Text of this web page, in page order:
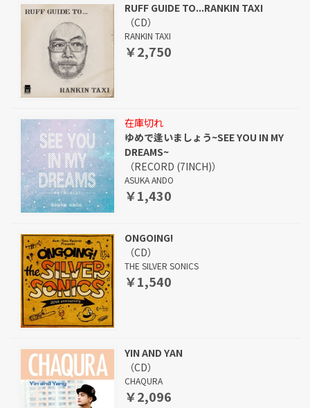
RUFF GUIDE TO...RANKIN TAXI
（CD）
RANKIN TAXI
￥2,750
在庫切れ
ゆめで逢いましょう~SEE YOU IN MY
DREAMS~
（RECORD (7INCH)）
ASUKA ANDO
￥1,430
ONGOING!
（CD）
THE SILVER SONICS
￥1,540
YIN AND YAN
（CD）
CHAQURA
￥2,096